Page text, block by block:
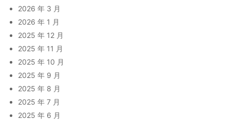
2026 年 3 月
2026 年 1 月
2025 年 12 月
2025 年 11 月
2025 年 10 月
2025 年 9 月
2025 年 8 月
2025 年 7 月
2025 年 6 月